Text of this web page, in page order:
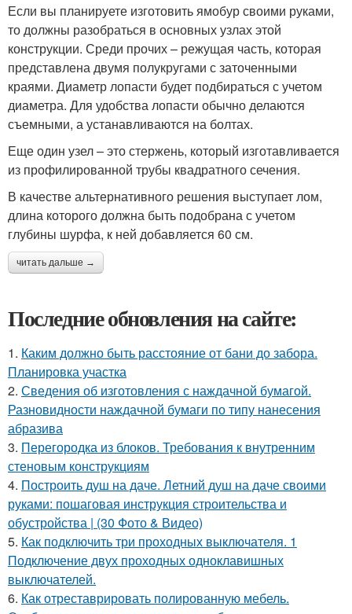
Если вы планируете изготовить ямобур своими руками,
то должны разобраться в основных узлах этой
конструкции. Среди прочих – режущая часть, которая
представлена двумя полукругами с заточенными
краями. Диаметр лопасти будет подбираться с учетом
диаметра. Для удобства лопасти обычно делаются
съемными, а устанавливаются на болтах.
Еще один узел – это стержень, который изготавливается
из профилированной трубы квадратного сечения.
В качестве альтернативного решения выступает лом,
длина которого должна быть подобрана с учетом
глубины шурфа, к ней добавляется 60 см.
читать дальше →
Последние обновления на сайте:
1. Каким должно быть расстояние от бани до забора.
Планировка участка
2. Сведения об изготовления с наждачной бумагой.
Разновидности наждачной бумаги по типу нанесения
абразива
3. Перегородка из блоков. Требования к внутренним
стеновым конструкциям
4. Построить душ на даче. Летний душ на даче своими
руками: пошаговая инструкция строительства и
обустройства | (30 Фото & Видео)
5. Как подключить три проходных выключателя. 1
Подключение двух проходных одноклавишных
выключателей.
6. Как отреставрировать полированную мебель.